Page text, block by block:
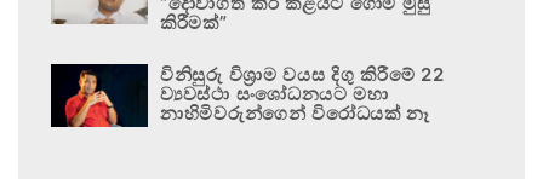
කිරීමක්”
විනිසුරු විශ්‍රාම වයස දිගු කිරීමේ 22
ව්‍යවස්ථා සංශෝධනයට මහා
නාහිමිවරුන්ගෙන් විරෝධයක් නෑ